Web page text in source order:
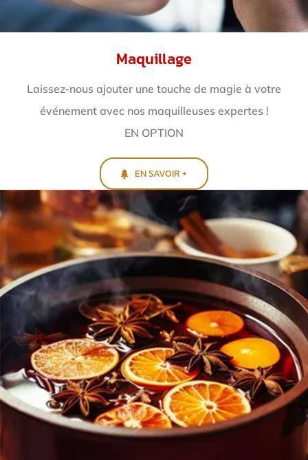
Maquillage
Laissez-nous ajouter une touche de magie à votre
événement avec nos maquilleuses expertes !
EN OPTION
EN SAVOIR +